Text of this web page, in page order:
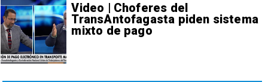
Video | Choferes del
TransAntofagasta piden sistema
mixto de pago